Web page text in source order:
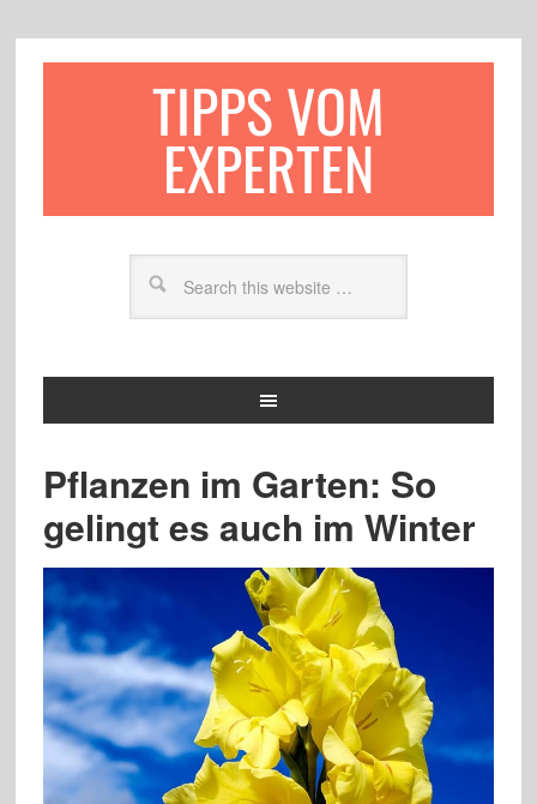
TIPPS VOM
EXPERTEN
Pflanzen im Garten: So
gelingt es auch im Winter